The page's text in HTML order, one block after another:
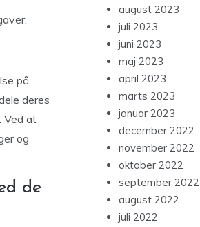
på
deres
Ved at
og
de
august 2023
juli 2023
juni 2023
maj 2023
april 2023
marts 2023
januar 2023
december 2022
november 2022
oktober 2022
september 2022
august 2022
juli 2022